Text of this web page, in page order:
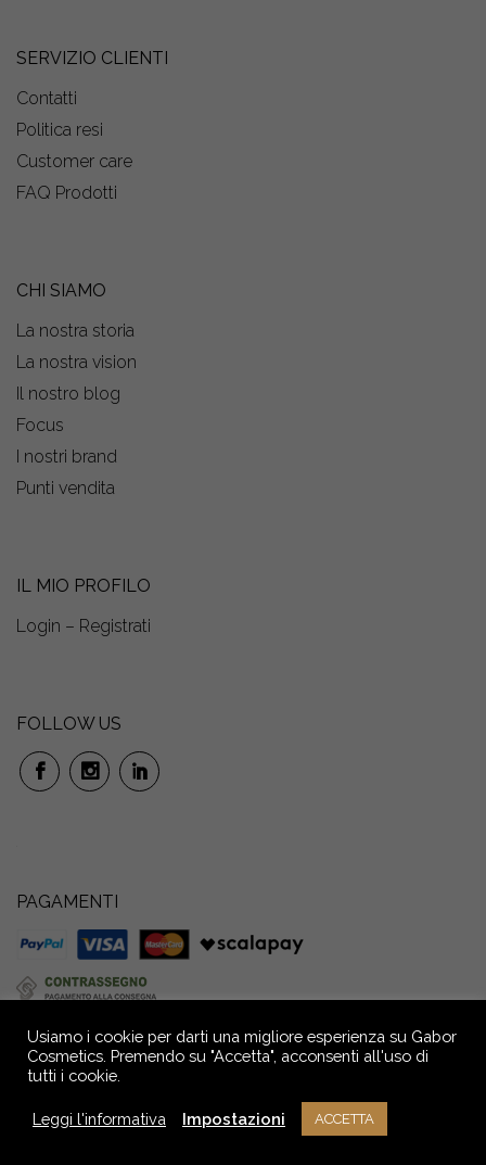
SERVIZIO CLIENTI
Contatti
Politica resi
Customer care
FAQ Prodotti
CHI SIAMO
La nostra storia
La nostra vision
Il nostro blog
Focus
I nostri brand
Punti vendita
IL MIO PROFILO
Login – Registrati
FOLLOW US
PAGAMENTI
Capitale Sociale € 72.000,00 i.v. Reg. Imprese GE - C.F. e P.IVA n.
02709390104 - R.E.A. n° GE - 291036
Usiamo i cookie per darti una migliore esperienza su Gabor
Cosmetics. Premendo su "Accetta", acconsenti all'uso di
tutti i cookie.
Leggi l'informativa Impostazioni ACCETTA